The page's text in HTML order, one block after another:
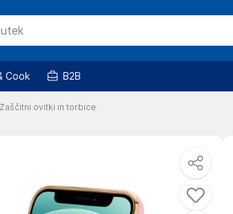
Cook B2B
Zaščitni ovitki in torbice